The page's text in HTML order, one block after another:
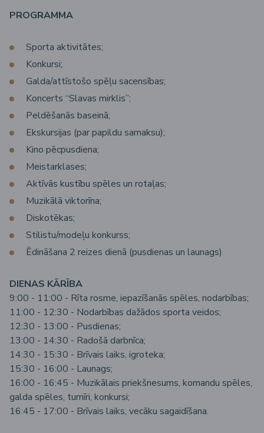
PROGRAMMA
Sporta aktivitātes;
Konkursi;
Galda/attīstošo spēļu sacensības;
Koncerts “Slavas mirklis”;
Peldēšanās baseinā;
Ekskursijas (par papildu samaksu);
Kino pēcpusdiena;
Meistarklases;
Aktīvās kustību spēles un rotaļas;
Muzikālā viktorīna;
Diskotēkas;
Stilistu/modeļu konkurss;
Ēdināšana 2 reizes dienā (pusdienas un launags)
DIENAS KĀRĪBA
9:00 - 11:00 - Rīta rosme, iepazīšanās spēles, nodarbības;
11:00 - 12:30 - Nodarbības dažādos sporta veidos;
12:30 - 13:00 - Pusdienas;
13:00 - 14:30 - Radošā darbnīca;
14:30 - 15:30 - Brīvais laiks, igroteka;
15:30 - 16:00 - Launags;
16:00 - 16:45 - Muzikālais priekšnesums, komandu spēles,
galda spēles, turnīri, konkursi;
16:45 - 17:00 - Brīvais laiks, vecāku sagaidīšana.